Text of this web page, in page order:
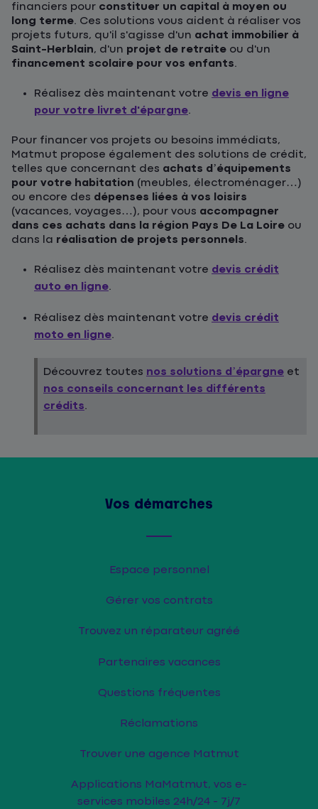
financiers pour constituer un capital à moyen ou
long terme. Ces solutions vous aident à réaliser vos
projets futurs, qu'il s'agisse d'un achat immobilier à
Saint-Herblain, d'un projet de retraite ou d'un
financement scolaire pour vos enfants.
Réalisez dès maintenant votre devis en ligne
pour votre livret d'épargne.
Pour financer vos projets ou besoins immédiats,
Matmut propose également des solutions de crédit,
telles que concernant des achats d’équipements
pour votre habitation (meubles, électroménager…)
ou encore des dépenses liées à vos loisirs
(vacances, voyages…), pour vous accompagner
dans ces achats dans la région Pays De La Loire ou
dans la réalisation de projets personnels.
Réalisez dès maintenant votre devis crédit
auto en ligne.
Réalisez dès maintenant votre devis crédit
moto en ligne.
Découvrez toutes nos solutions d’épargne et
nos conseils concernant les différents
crédits.
Vos démarches
Espace personnel
Gérer vos contrats
Trouvez un réparateur agréé
Partenaires vacances
Questions fréquentes
Réclamations
Trouver une agence Matmut
Applications MaMatmut, vos e-
services mobiles 24h/24 - 7j/7